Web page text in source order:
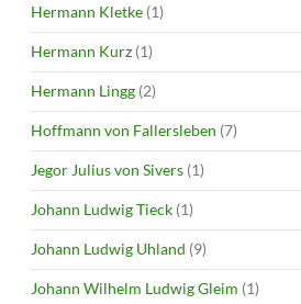
Hermann Kletke (1)
Hermann Kurz (1)
Hermann Lingg (2)
Hoffmann von Fallersleben (7)
Jegor Julius von Sivers (1)
Johann Ludwig Tieck (1)
Johann Ludwig Uhland (9)
Johann Wilhelm Ludwig Gleim (1)